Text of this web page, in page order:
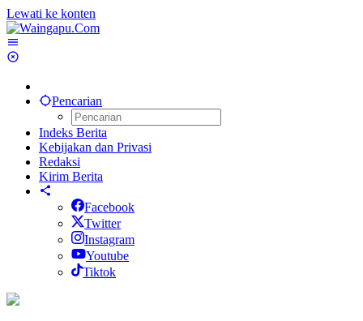
Lewati ke konten
Pencarian
Indeks Berita
Kebijakan dan Privasi
Redaksi
Kirim Berita
Facebook
Twitter
Instagram
Youtube
Tiktok